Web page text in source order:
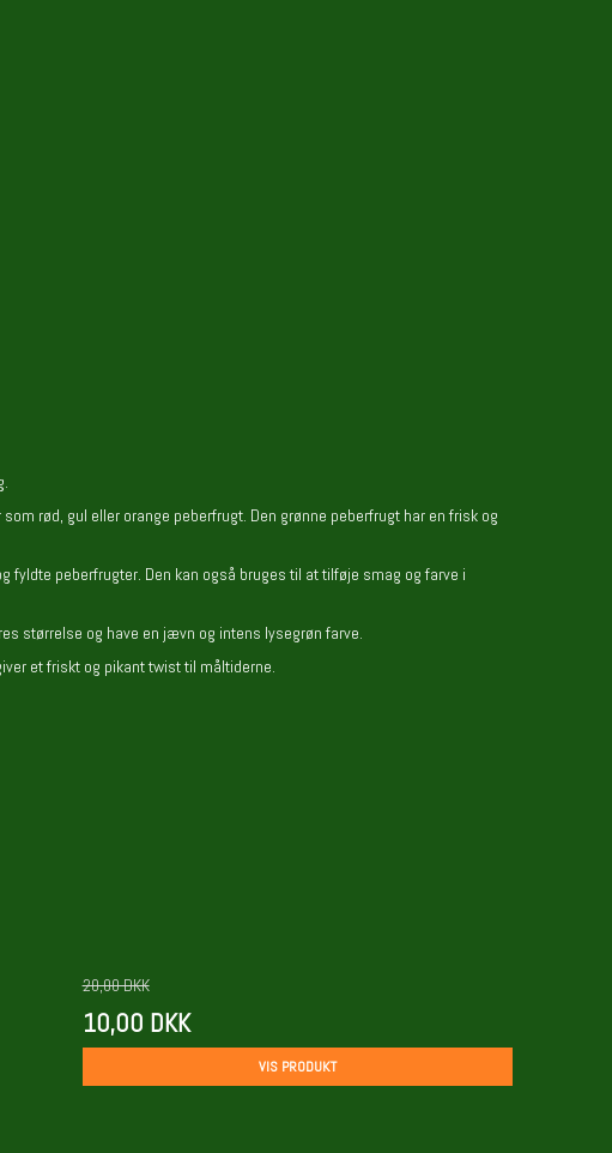
rød, gul eller orange peberfrugt. Den grønne peberfrugt har en frisk og
peberfrugter. Den kan også bruges til at tilføje smag og farve i
størrelse og have en jævn og intens lysegrøn farve.
et friskt og pikant twist til måltiderne.
20,00 DKK
10,00 DKK
VIS PRODUKT